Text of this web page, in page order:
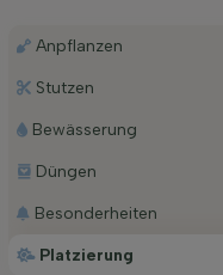
Platzierung
Anpflanzen
Stutzen
Bewässerung
Düngen
Besonderheiten